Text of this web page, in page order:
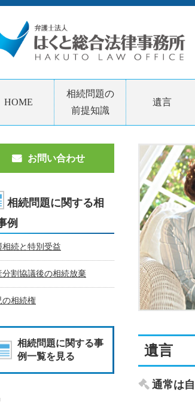
HOME
相続問題の
前提知識
遺言
遺言
通常は
お問い合わせ
相続問題に関する相
例
相続と特別受益
分割協議後の相続放棄
の相続権
相続問題に関する事
例一覧を見る